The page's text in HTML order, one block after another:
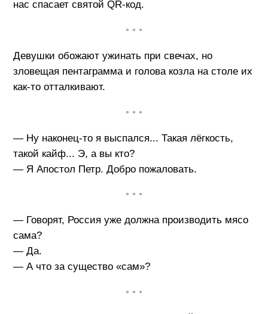
нас спасает святой QR-код.
• • •
Девушки обожают ужинать при свечах, но
зловещая пентаграмма и голова козла на столе их
как-то отталкивают.
• • •
— Ну наконец-то я выспался... Такая лёгкость,
такой кайф... Э, а вы кто?
— Я Апостол Петр. Добро пожаловать.
• • •
— Говорят, Россия уже должна производить мясо
сама?
— Да.
— А что за существо «сам»?
• • •